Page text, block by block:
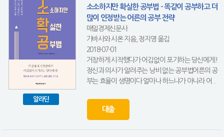
알라딘
소소하지만 확실한 공부법 - 똑같이 공부하고 더
많이 인정받는 어른의 공부 전략
매일경제신문사
가바사와 시온 지음, 정지영 옮김
2018-07-01
거창하게 시작했다가 어김없이 포기하는 당신에게!
정신과 의사가 알려주는 낭비 없는 공부법어른의 공
부는 효율이 생명이다 얼마나 하느냐가 아니라 어...
대출